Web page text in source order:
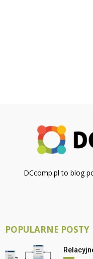
DCcomp.pl to blog
POPULARNE POSTY